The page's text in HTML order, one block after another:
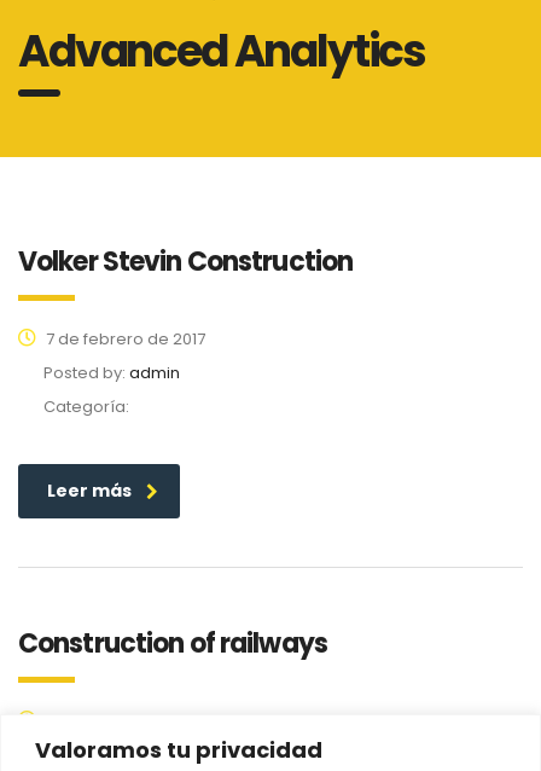
Valoramos tu privacidad
Advanced Analytics
Volker Stevin Construction
7 de febrero de 2017
Posted by: admin
Categoría:
Leer más
Construction of railways
Posted by:admin